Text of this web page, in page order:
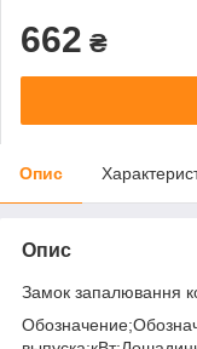
662 ₴
Опис
Опис
Замок запалювання